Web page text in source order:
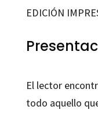
EDICIÓN
El lector
todo aquello